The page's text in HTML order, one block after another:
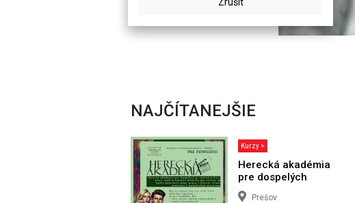
NAJČÍTANEJŠIE
Kurzy >
Herecká akadémia
pre dospelých
Prešov